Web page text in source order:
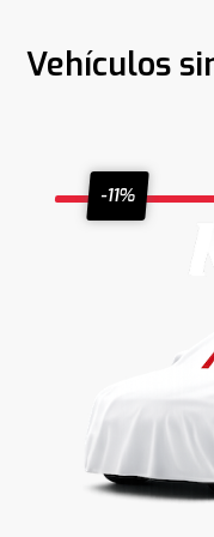
Vehículos
-11%